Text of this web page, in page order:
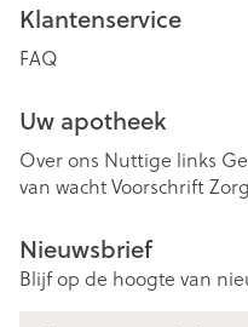
Klantenservice
FAQ
Uw apotheek
Over ons Nuttige links
van wachtVoorschrift
Nieuwsbrief
Blijf op de hoogte van